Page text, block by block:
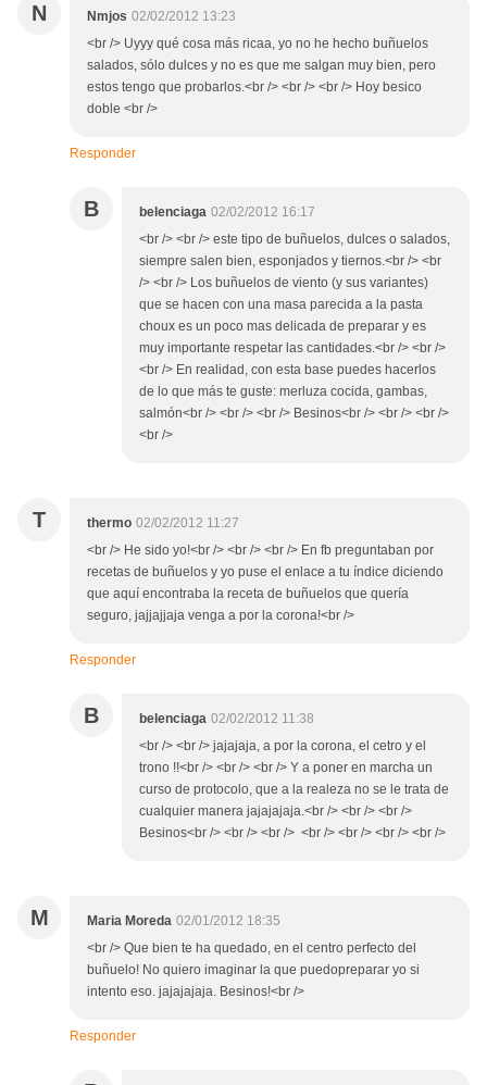
N Nmjos 02/02/2012 13:23
<br /> Uyyy qué cosa más ricaa, yo no he hecho buñuelos
salados, sólo dulces y no es que me salgan muy bien, pero
estos tengo que probarlos.<br /> <br /> <br /> Hoy besico
doble <br />
Responder
B belenciaga 02/02/2012 16:17
<br /> <br /> este tipo de buñuelos, dulces o salados,
siempre salen bien, esponjados y tiernos.<br /> <br
/> <br /> Los buñuelos de viento (y sus variantes)
que se hacen con una masa parecida a la pasta
choux es un poco mas delicada de preparar y es
muy importante respetar las cantidades.<br /> <br />
<br /> En realidad, con esta base puedes hacerlos
de lo que más te guste: merluza cocida, gambas,
salmón<br /> <br /> <br /> Besinos<br /> <br /> <br />
<br />
T thermo 02/02/2012 11:27
<br /> He sido yo!<br /> <br /> <br /> En fb preguntaban por
recetas de buñuelos y yo puse el enlace a tu índice diciendo
que aquí encontraba la receta de buñuelos que quería
seguro, jajjajjaja venga a por la corona!<br />
Responder
B belenciaga 02/02/2012 11:38
<br /> <br /> jajajaja, a por la corona, el cetro y el
trono !!<br /> <br /> <br /> Y a poner en marcha un
curso de protocolo, que a la realeza no se le trata de
cualquier manera jajajajaja.<br /> <br /> <br />
Besinos<br /> <br /> <br /> <br /> <br /> <br /> <br />
M Maria Moreda 02/01/2012 18:35
<br /> Que bien te ha quedado, en el centro perfecto del
buñuelo! No quiero imaginar la que puedopreparar yo si
intento eso. jajajajaja. Besinos!<br />
Responder